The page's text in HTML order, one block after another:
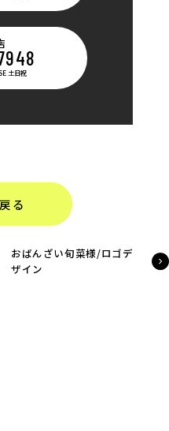
土日祝
る
おばんざい旬菜様/ロゴデ
ザイン